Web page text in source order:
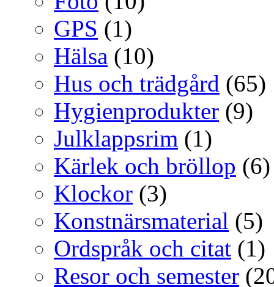
GPS (1)
Hälsa (10)
Hus och trädgård (65)
Hygienprodukter (9)
Julklappsrim (1)
Kärlek och bröllop (6)
Klockor (3)
Konstnärsmaterial (5)
Ordspråk och citat (1)
Resor och semester